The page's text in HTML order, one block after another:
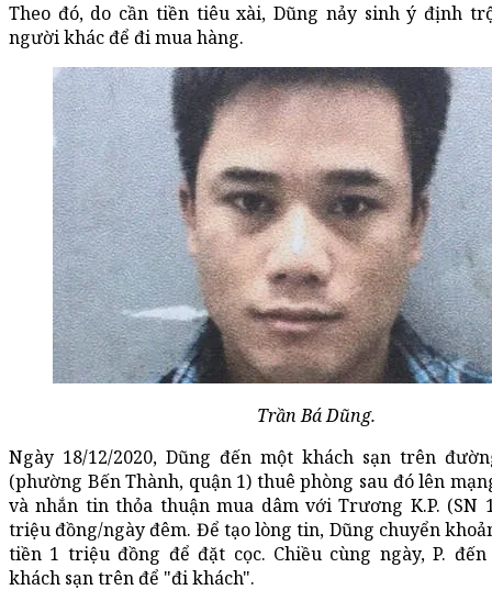
Theo đó, do cần tiền tiêu xài, Dũng nảy sinh ý định
người khác để đi mua hàng.
Trần Bá Dũng.
Ngày 18/12/2020, Dũng đến một khách sạn trên
(phường Bến Thành, quận 1) thuê phòng sau đó lên
và nhắn tin thỏa thuận mua dâm với Trương K.P. (SN
triệu đồng/ngày đêm. Để tạo lòng tin, Dũng chuyển
tiền 1 triệu đồng để đặt cọc. Chiều cùng ngày, P. đến
khách sạn trên để "đi khách".